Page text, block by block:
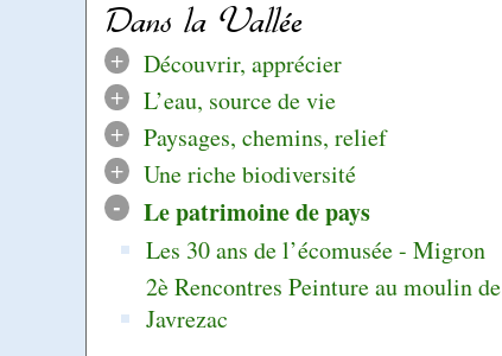
Dans la Vallée
+
Découvrir, apprécier
+
L’eau, source de vie
+
Paysages, chemins, relief
+
Une riche biodiversité
- Le patrimoine de pays
Les 30 ans de l’écomusée - Migron
2è Rencontres Peinture au moulin de
Javrezac